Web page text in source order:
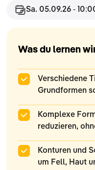
Sa. 05.09.26 -
Was du lernen
Verschiedene
Grundformen
Komplexe
reduzieren,
Konturen und
um Fell, Haut